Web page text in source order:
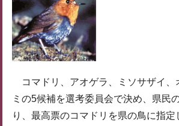
コマドリ、アオゲラ、ミソサザイ、
ミの5候補を選考委員会で決め、県民
り、最高票のコマドリを県の鳥に指定